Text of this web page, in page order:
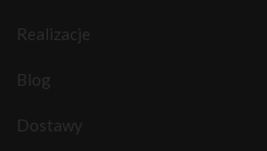
Realizacje
Blog
Dostawy